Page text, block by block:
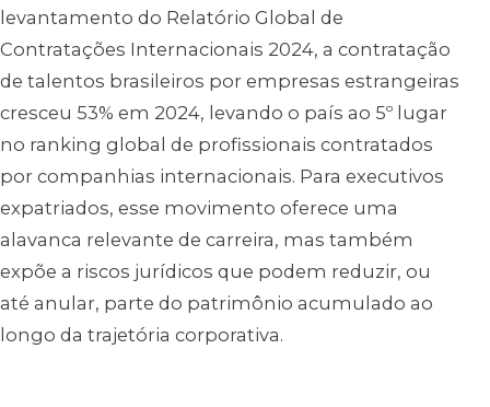
levantamento do Relatório Global de
Contratações Internacionais 2024, a contratação
de talentos brasileiros por empresas estrangeiras
cresceu 53% em 2024, levando o país ao 5º lugar
no ranking global de profissionais contratados
por companhias internacionais. Para executivos
expatriados, esse movimento oferece uma
alavanca relevante de carreira, mas também
expõe a riscos jurídicos que podem reduzir, ou
até anular, parte do patrimônio acumulado ao
longo da trajetória corporativa.